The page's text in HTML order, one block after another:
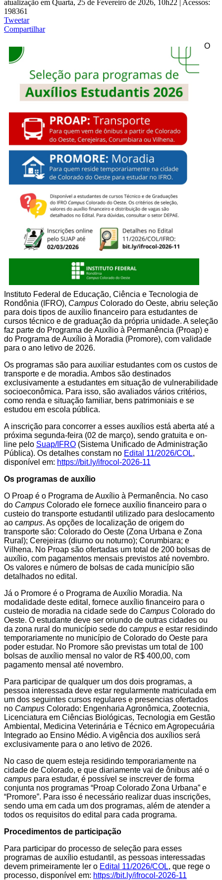
atualização em Quarta, 25 de Fevereiro de 2026, 10h22
Acessos:
198361
Tweetar
Compartilhar
O
Instituto Federal de Educação, Ciência e Tecnologia de
Rondônia (IFRO), Campus Colorado do Oeste, abriu seleção
para dois tipos de auxílio financeiro para estudantes de
cursos técnico e de graduação da própria unidade. A seleção
faz parte do Programa de Auxílio à Permanência (Proap) e
do Programa de Auxílio à Moradia (Promore), com validade
para o ano letivo de 2026.
Os programas são para auxiliar estudantes com os custos de
transporte e de moradia. Ambos são destinados
exclusivamente a estudantes em situação de vulnerabilidade
socioeconômica. Para isso, são avaliados vários critérios,
como renda e situação familiar, bens patrimoniais e se
estudou em escola pública.
A inscrição para concorrer a esses auxílios está aberta até a
próxima segunda-feira (02 de março), sendo gratuita e on-
line pelo Suap/IFRO (Sistema Unificado de Administração
Pública). Os detalhes constam no Edital 11/2026/COL,
disponível em: https://bit.ly/ifrocol-2026-11
Os programas de auxílio
O Proap é o Programa de Auxílio à Permanência. No caso
do Campus Colorado ele fornece auxílio financeiro para o
custeio do transporte estudantil utilizado para deslocamento
ao campus. As opções de localização de origem do
transporte são: Colorado do Oeste (Zona Urbana e Zona
Rural); Cerejeiras (diurno ou noturno); Corumbiara; e
Vilhena. No Proap são ofertadas um total de 200 bolsas de
auxílio, com pagamentos mensais previstos até novembro.
Os valores e número de bolsas de cada município são
detalhados no edital.
Já o Promore é o Programa de Auxílio Moradia. Na
modalidade deste edital, fornece auxílio financeiro para o
custeio de moradia na cidade sede do Campus Colorado do
Oeste. O estudante deve ser oriundo de outras cidades ou
da zona rural do município sede do campus e estar residindo
temporariamente no município de Colorado do Oeste para
poder estudar. No Promore são previstas um total de 100
bolsas de auxílio mensal no valor de R$ 400,00, com
pagamento mensal até novembro.
Para participar de qualquer um dos dois programas, a
pessoa interessada deve estar regularmente matriculada em
um dos seguintes cursos regulares e presencias ofertados
no Campus Colorado: Engenharia Agronômica, Zootecnia,
Licenciatura em Ciências Biológicas, Tecnologia em Gestão
Ambiental, Medicina Veterinária e Técnico em Agropecuária
Integrado ao Ensino Médio. A vigência dos auxílios será
exclusivamente para o ano letivo de 2026.
No caso de quem esteja residindo temporariamente na
cidade de Colorado, e que diariamente vai de ônibus até o
campus para estudar, é possível se inscrever de forma
conjunta nos programas “Proap Colorado Zona Urbana” e
“Promore”. Para isso é necessário realizar duas inscrições,
sendo uma em cada um dos programas, além de atender a
todos os requisitos do edital para cada programa.
Procedimentos de participação
Para participar do processo de seleção para esses
programas de auxílio estudantil, as pessoas interessadas
devem primeiramente ler o Edital 11/2026/COL, que rege o
processo, disponível em: https://bit.ly/ifrocol-2026-11